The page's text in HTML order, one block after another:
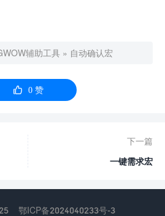
辅助工具 » 自动确认宏
 0赞
下一篇
一键需求宏
鄂ICP备2024040233号-3